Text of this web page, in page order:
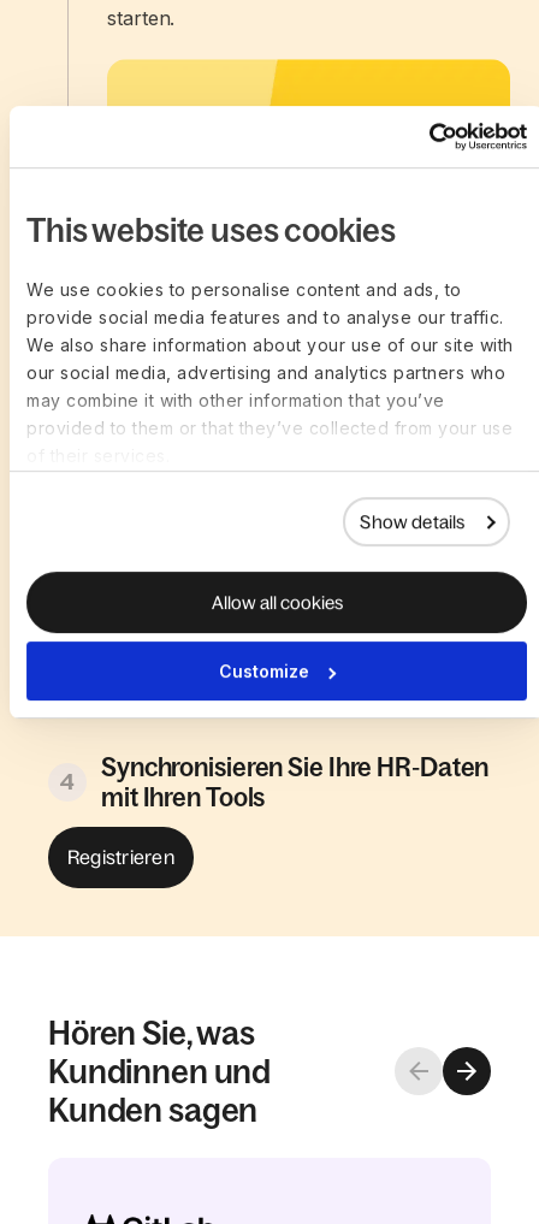
This website uses cookies
We use cookies to personalise content and ads, to
provide social media features and to analyse our traffic.
We also share information about your use of our site with
our social media, advertising and analytics partners who
may combine it with other information that you’ve
provided to them or that they’ve collected from your use
Show details
Allow all cookies
Customize
starten.
Slack‑Plugins installieren
Keine Entwicklerressourcen
erforderlich
4
Synchronisieren Sie Ihre HR‑Daten
mit Ihren Tools
Registrieren
Hören Sie, was
Kundinnen und
Kunden sagen